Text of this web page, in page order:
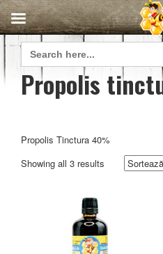
Search
for:
Propolis
Propolis Tinctura 40%
Showing all 3 results Sorted